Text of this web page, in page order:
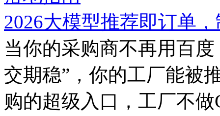
2026大模型推荐即订单
当你的采购商不再用百
交期稳”，你的工厂能被
购的超级入口，工厂不